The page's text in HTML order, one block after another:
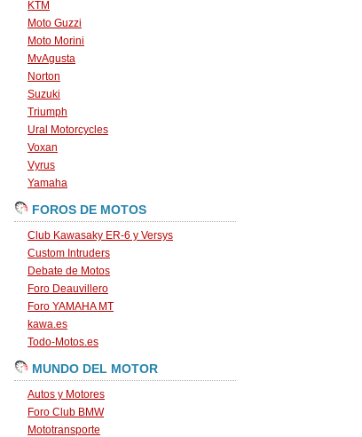
KTM
Moto Guzzi
Moto Morini
MvAgusta
Norton
Suzuki
Triumph
Ural Motorcycles
Voxan
Vyrus
Yamaha
FOROS DE MOTOS
Club Kawasaky ER-6 y Versys
Custom Intruders
Debate de Motos
Foro Deauvillero
Foro YAMAHA MT
kawa.es
Todo-Motos.es
MUNDO DEL MOTOR
Autos y Motores
Foro Club BMW
Mototransporte